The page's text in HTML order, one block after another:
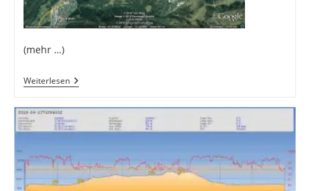
(mehr …)
WeiterlesenVerlängerte
Mittagspause